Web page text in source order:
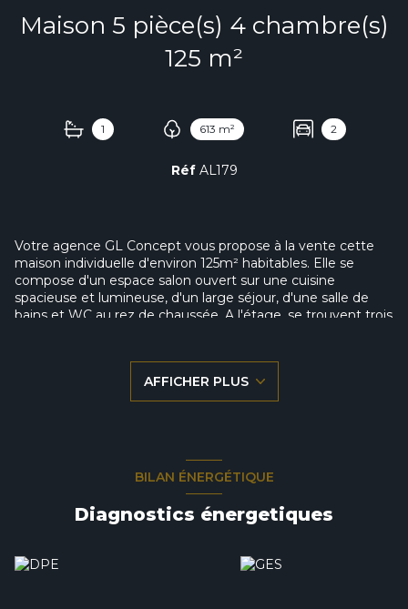
Maison 5 pièce(s) 4 chambre(s)
125 m²
1 613 m² 2
Réf AL179
Votre agence GL Concept vous propose à la vente cette
maison individuelle d'environ 125m² habitables. Elle se
compose d'un espace salon ouvert sur une cuisine
spacieuse et lumineuse, d'un large séjour, d'une salle de
bains et WC au rez de chaussée. A l'étage, se trouvent trois
également d'une cave saine, d'un porche, d'un double
garage et d'un beau jardin exposé sud. Contactez nous au
06.75.60.52.30 ou au 03.21.64.19.28 et retrouvez nous au 8
Les informations sur les risques auxquels ce bien est
Géorisques
AFFICHER PLUS
BILAN ÉNERGÉTIQUE
Diagnostics énergetiques